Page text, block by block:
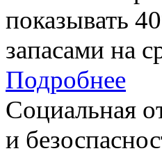
показывать
запасами на
Подробнее
Социальная
и